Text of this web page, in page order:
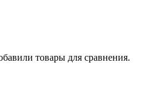
товары для сравнения.